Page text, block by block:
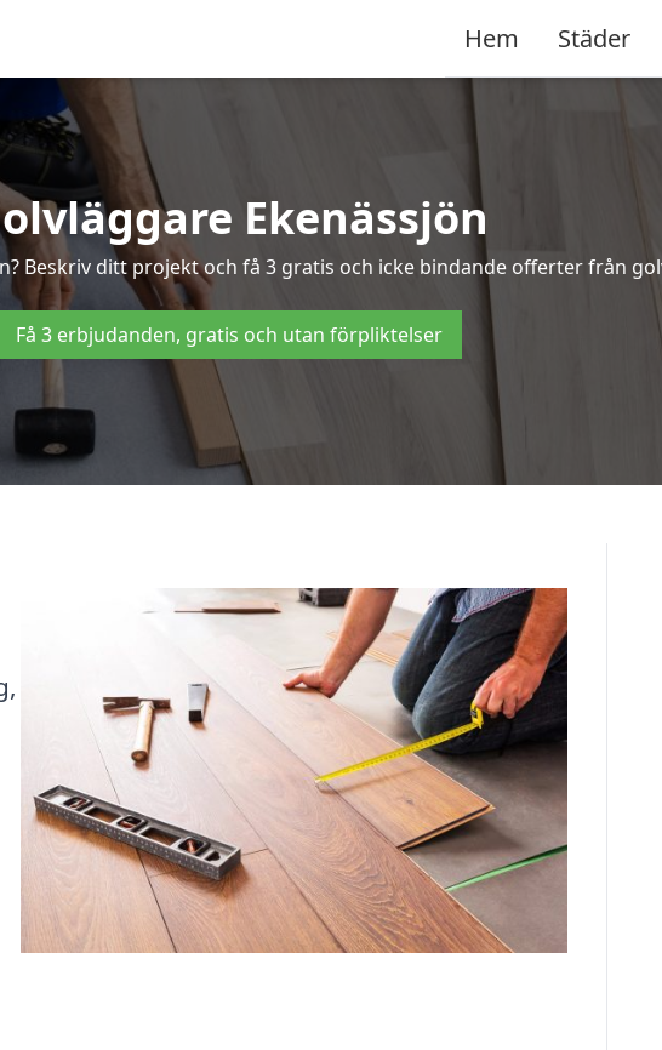
Hem Städer
Ekenässjön
Beskriv ditt projekt och få 3 gratis och icke bindande offerter från
Få 3 erbjudanden, gratis och utan förpliktelser